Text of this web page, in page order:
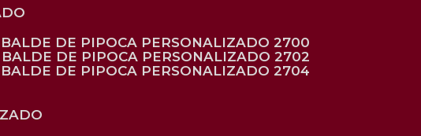
BALDE DE PIPOCA PERSONALIZADO 2700
BALDE DE PIPOCA PERSONALIZADO 2702
BALDE DE PIPOCA PERSONALIZADO 2704